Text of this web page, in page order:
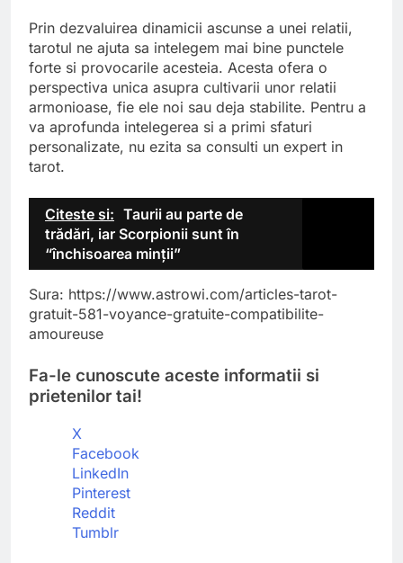
Prin dezvaluirea dinamicii ascunse a unei relatii,
tarotul ne ajuta sa intelegem mai bine punctele
forte si provocarile acesteia. Acesta ofera o
perspectiva unica asupra cultivarii unor relatii
armonioase, fie ele noi sau deja stabilite. Pentru a
va aprofunda intelegerea si a primi sfaturi
personalizate, nu ezita sa consulti un expert in
tarot.
Citeste si: Taurii au parte de
trădări, iar Scorpionii sunt în
“închisoarea minții”
Sura: https://www.astrowi.com/articles-tarot-
gratuit-581-voyance-gratuite-compatibilite-
amoureuse
Fa-le cunoscute aceste informatii si
prietenilor tai!
X
Facebook
LinkedIn
Pinterest
Reddit
Tumblr